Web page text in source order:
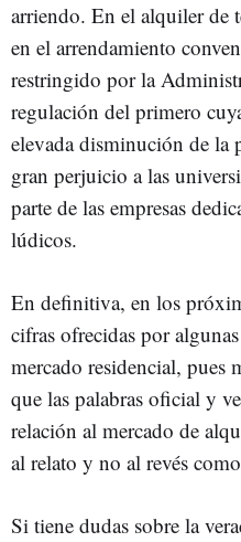
arriendo. En el alquiler de
en el arrendamiento
restringido por la
regulación del primero
elevada disminución de la
gran perjuicio a las
parte de las empresas
lúdicos.
En definitiva, en los
cifras ofrecidas por
mercado residencial, pues
que las palabras oficial y
relación al mercado de
al relato y no al revés
Si tiene dudas sobre la